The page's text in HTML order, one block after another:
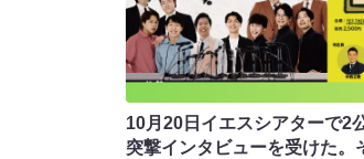
10月20日イエスシアターで2
突撃インタビューを受けた。